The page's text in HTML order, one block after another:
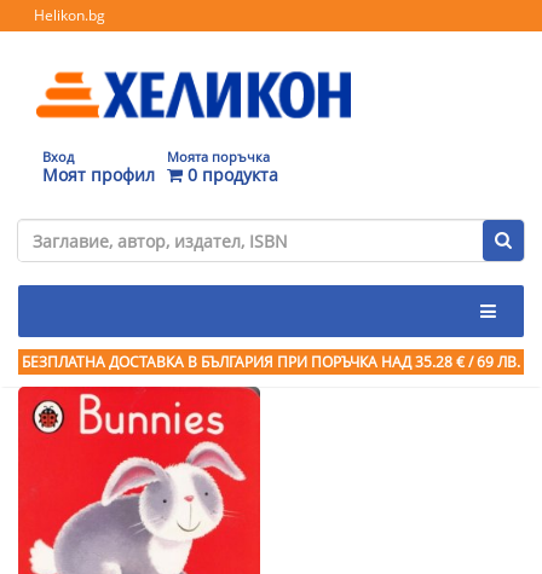
Helikon.bg
Вход
Моят профил
Моята поръчка
0 продукта
БЕЗПЛАТНА ДОСТАВКА В БЪЛГАРИЯ ПРИ ПОРЪЧКА НАД 35.28 € / 69 ЛВ.